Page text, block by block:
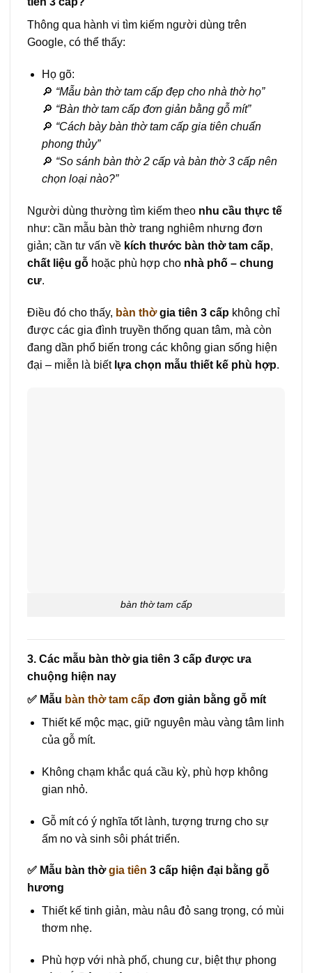
Thông qua hành vi tìm kiếm người dùng trên
Google, có thể thấy:
Họ gõ:
🔎 “Mẫu bàn thờ tam cấp đẹp cho nhà thờ họ”
🔎 “Bàn thờ tam cấp đơn giản bằng gỗ mít”
🔎 “Cách bày bàn thờ tam cấp gia tiên chuẩn
phong thủy”
🔎 “So sánh bàn thờ 2 cấp và bàn thờ 3 cấp nên
chọn loại nào?”
Người dùng thường tìm kiếm theo nhu cầu thực tế
như: cần mẫu bàn thờ trang nghiêm nhưng đơn
giản; cần tư vấn về kích thước bàn thờ tam cấp,
chất liệu gỗ hoặc phù hợp cho nhà phố – chung
cư.
Điều đó cho thấy, bàn thờgia tiên 3 cấp không chỉ
được các gia đình truyền thống quan tâm, mà còn
đang dần phổ biến trong các không gian sống hiện
đại – miễn là biết lựa chọn mẫu thiết kế phù hợp.
bàn thờ tam cấp
3. Các mẫu bàn thờ gia tiên 3 cấp được ưa
chuộng hiện nay
✅ Mẫu bàn thờ tam cấp đơn giản bằng gỗ mít
Thiết kế mộc mạc, giữ nguyên màu vàng tâm linh
của gỗ mít.
Không chạm khắc quá cầu kỳ, phù hợp không
gian nhỏ.
Gỗ mít có ý nghĩa tốt lành, tượng trưng cho sự
ấm no và sinh sôi phát triển.
✅ Mẫu bàn thờgia tiên 3 cấp hiện đại bằng gỗ
hương
Thiết kế tinh giản, màu nâu đỏ sang trọng, có mùi
thơm nhẹ.
Phù hợp với nhà phố, chung cư, biệt thự phong